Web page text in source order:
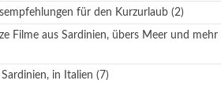
für den Kurzurlaub (2)
Filme aus Sardinien, übers Meer und mehr
in Italien (7)